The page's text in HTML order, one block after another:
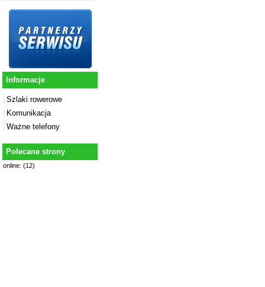
Informacje
Szlaki rowerowe
Komunikacja
Ważne telefony
Polecane strony
online: (12)